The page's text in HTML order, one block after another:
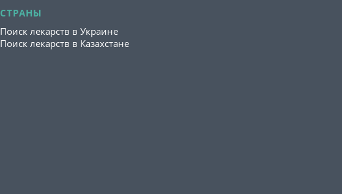
СТРАНЫ
Поиск лекарств в Украине
Поиск лекарств в Казахстане